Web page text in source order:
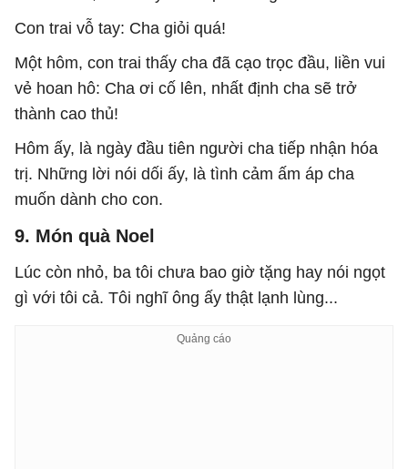
Con trai vỗ tay: Cha giỏi quá!
Một hôm, con trai thấy cha đã cạo trọc đầu, liền vui
vẻ hoan hô: Cha ơi cố lên, nhất định cha sẽ trở
thành cao thủ!
Hôm ấy, là ngày đầu tiên người cha tiếp nhận hóa
trị. Những lời nói dối ấy, là tình cảm ấm áp cha
muốn dành cho con.
9. Món quà Noel
Lúc còn nhỏ, ba tôi chưa bao giờ tặng hay nói ngọt
gì với tôi cả. Tôi nghĩ ông ấy thật lạnh lùng...